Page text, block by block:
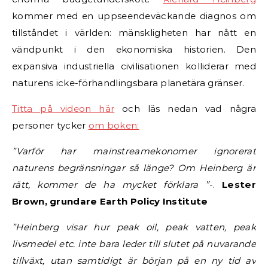
kommer med en uppseendeväckande diagnos om
tillståndet i världen: mänskligheten har nått en
vändpunkt i den ekonomiska historien. Den
expansiva industriella civilisationen kolliderar med
naturens icke-förhandlingsbara planetära gränser.
Titta på videon här och läs nedan vad några
personer tycker om boken:
”Varför har mainstreamekonomer ignorerat
naturens begränsningar så länge? Om Heinberg är
rätt, kommer de ha mycket förklara ”-. Lester
Brown, grundare Earth Policy Institute
”Heinberg visar hur peak oil, peak vatten, peak
livsmedel etc. inte bara leder till slutet på nuvarande
tillväxt, utan samtidigt är början på en ny tid av